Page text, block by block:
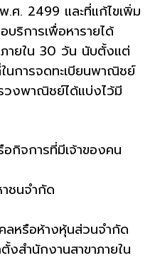
ศ. 2499 และที่แก้ไขเพิ่ม
ริการเพื่อหารายได้
ภายใน 30 วัน นับตั้งแต่
นการจดทะเบียนพาณิชย์
วงพาณิชย์ได้แบ่งไว้มี
กิจการที่มีเจ้าของคน
ชนจำกัด
หรือห้างหุ้นส่วนจำกัด
งสำนักงานสาขาภายใน